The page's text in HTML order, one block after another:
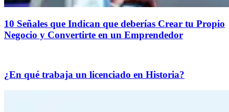
10 Señales que Indican que deberías Crear tu Propio
Negocio y Convertirte en un Emprendedor
¿En qué trabaja un licenciado en Historia?